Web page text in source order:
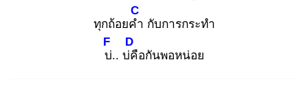
ทุกถ้อยคำ
C
กับการกระทำ
บ่.
F
. บ่คื
D
อกันพอหน่อย